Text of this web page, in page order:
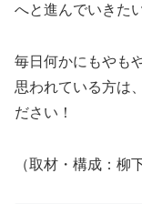
へと進んでいきた
毎日何かにもやも
思われている方は
ださい！
（取材・構成：柳